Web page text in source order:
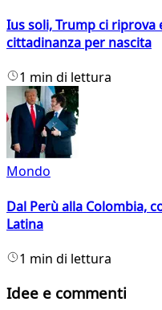
Ius soli, Trump ci riprova
cittadinanza per nascita
1 min di lettura
Mondo
Dal Perù alla Colombia,
Latina
1 min di lettura
Idee e commenti